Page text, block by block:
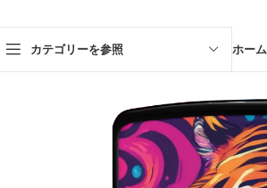
カテゴリーを参照 ホーム